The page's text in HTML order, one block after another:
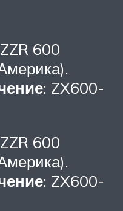
600
: ZX600-
600
: ZX600-